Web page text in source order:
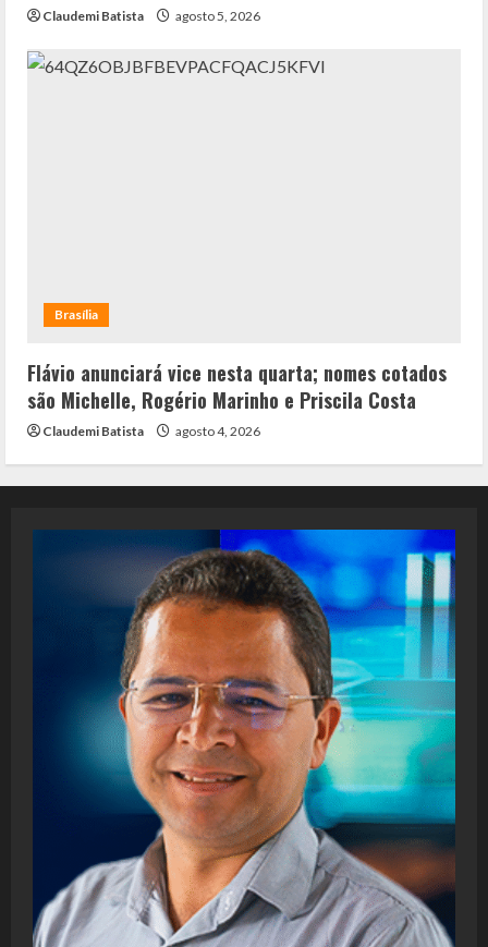
Claudemi Batista agosto 5, 2026
Brasília
Flávio anunciará vice nesta quarta; nomes cotados
são Michelle, Rogério Marinho e Priscila Costa
Claudemi Batista agosto 4, 2026